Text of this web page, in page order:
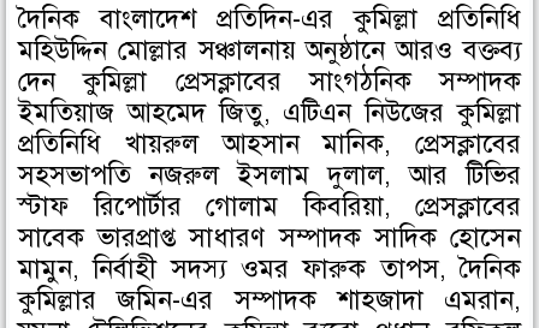
দৈনিক বাংলাদেশ প্রতিদিন-এর কুমিল্লা প্রতিনিধি
মহিউদ্দিন মোল্লার সঞ্চালনায় অনুষ্ঠানে আরও বক্তব্য
দেন কুমিল্লা প্রেসক্লাবের সাংগঠনিক সম্পাদক
ইমতিয়াজ আহমেদ জিতু, এটিএন নিউজের কুমিল্লা
প্রতিনিধি খায়রুল আহসান মানিক, প্রেসক্লাবের
সহসভাপতি নজরুল ইসলাম দুলাল, আর টিভির
স্টাফ রিপোর্টার গোলাম কিবরিয়া, প্রেসক্লাবের
সাবেক ভারপ্রাপ্ত সাধারণ সম্পাদক সাদিক হোসেন
মামুন, নির্বাহী সদস্য ওমর ফারুক তাপস, দৈনিক
কুমিল্লার জমিন-এর সম্পাদক শাহজাদা এমরান,